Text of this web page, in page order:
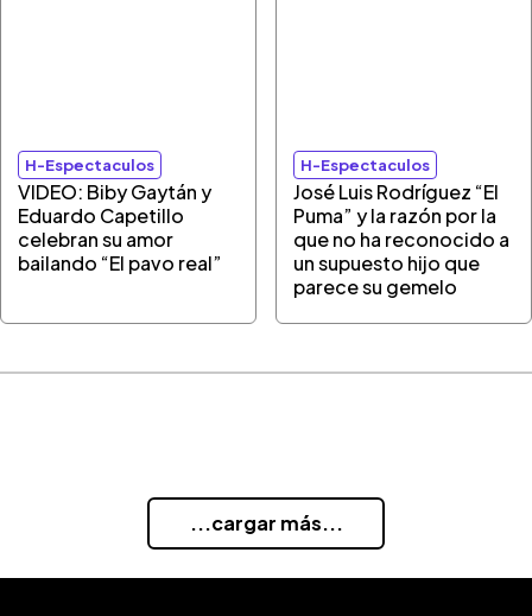
H-Espectaculos
VIDEO: Biby Gaytán y
Eduardo Capetillo
celebran su amor
bailando “El pavo real”
H-Espectaculos
José Luis Rodríguez “El
Puma” y la razón por la
que no ha reconocido a
un supuesto hijo que
parece su gemelo
...cargar más...